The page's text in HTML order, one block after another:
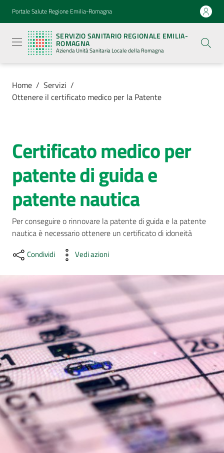
Vai al contenuto
Vai alla navigazione
Vai al footer
Portale Salute Regione Emilia-Romagna
SERVIZIO SANITARIO REGIONALE EMILIA-
ROMAGNA
Azienda Unità Sanitaria Locale della Romagna
Sanitario
Regionale
Emilia-
Romagna
Azienda
Sanitaria
Locale della
Romagna
Servizi
Menu selezionato
Luoghi
di
cura
Comunica
Carta
dei
Servizi
Dedicato
a...
Bandi
e
Concorsi
Home / Servizi /
Ottenere il certificato medico per la Patente
Salta al contenuto
Certificato medico per
patente di guida e
patente nautica
Per conseguire o rinnovare la patente di guida e la patente
nautica è necessario ottenere un certificato di idoneità
Condividi Vedi azioni